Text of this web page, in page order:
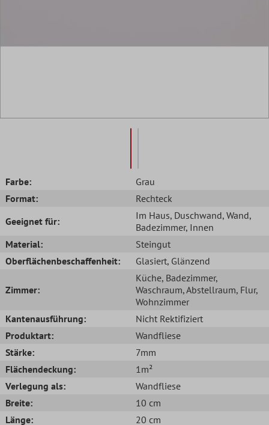
Farbe:
Grau
Format:
Rechteck
Geeignet für:
Im Haus, Duschwand, Wand,
Badezimmer, Innen
Material:
Steingut
Oberflächenbeschaffenheit:
Glasiert, Glänzend
Zimmer:
Küche, Badezimmer,
Waschraum, Abstellraum, Flur,
Wohnzimmer
Kantenausführung:
Nicht Rektifiziert
Produktart:
Wandfliese
Stärke:
7mm
Flächendeckung:
1m²
Verlegung als:
Wandfliese
Breite:
10 cm
Länge:
20 cm